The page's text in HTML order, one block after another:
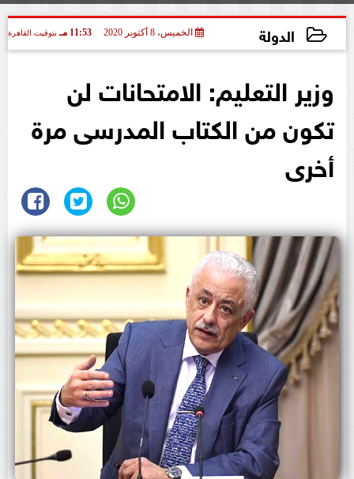
الدولة الخميس، 8 أكتوبر 2020 11:53 مـ بتوقيت القاهرة
وزير التعليم: الامتحانات لن
تكون من الكتاب المدرسى مرة
أخرى